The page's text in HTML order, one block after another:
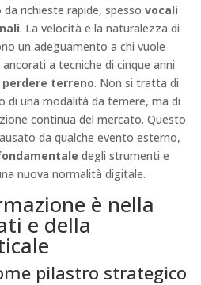
richieste rapide, spesso vocali
. La velocità e la naturalezza di
un adeguamento a chi vuole
a tecniche di cinque anni
perdere terreno. Non si tratta di
di una modalità da temere, ma di
continua del mercato. Questo
da qualche evento esterno,
degli strumenti e
nuova normalità digitale.
è nella
e della
pilastro strategico